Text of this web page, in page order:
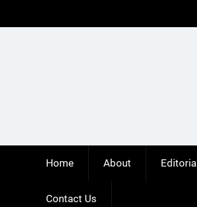
Home About
Contact Us